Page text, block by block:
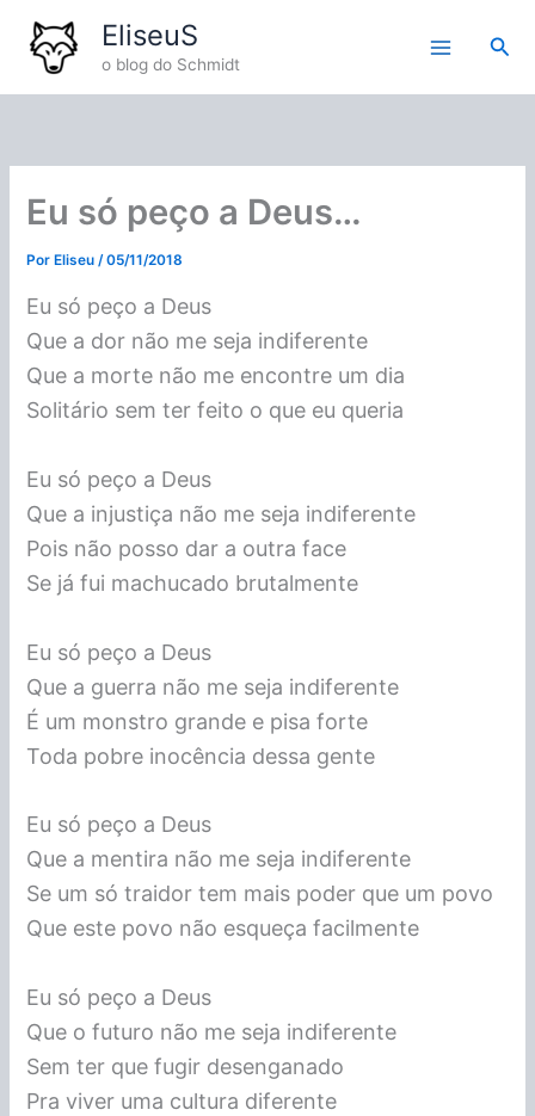
para
conteúdo
EliseuS
o blog do Schmidt
Eu só peço a Deus…
Por Eliseu/05/11/2018
Eu só peço a Deus
Que a dor não me seja indiferente
Que a morte não me encontre um dia
Solitário sem ter feito o que eu queria
Eu só peço a Deus
Que a injustiça não me seja indiferente
Pois não posso dar a outra face
Se já fui machucado brutalmente
Eu só peço a Deus
Que a guerra não me seja indiferente
É um monstro grande e pisa forte
Toda pobre inocência dessa gente
Eu só peço a Deus
Que a mentira não me seja indiferente
Se um só traidor tem mais poder que um povo
Que este povo não esqueça facilmente
Eu só peço a Deus
Que o futuro não me seja indiferente
Sem ter que fugir desenganado
Pra viver uma cultura diferente